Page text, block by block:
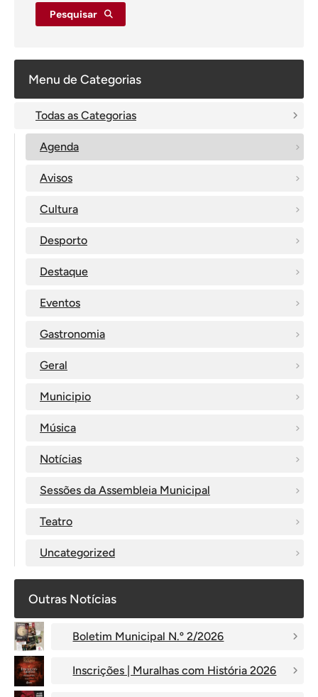
Pesquisar
Menu de Categorias
Todas as Categorias
Agenda
Avisos
Cultura
Desporto
Destaque
Eventos
Gastronomia
Geral
Municipio
Música
Notícias
Sessões da Assembleia Municipal
Teatro
Uncategorized
Outras Notícias
Boletim Municipal N.º 2/2026
Inscrições | Muralhas com História 2026